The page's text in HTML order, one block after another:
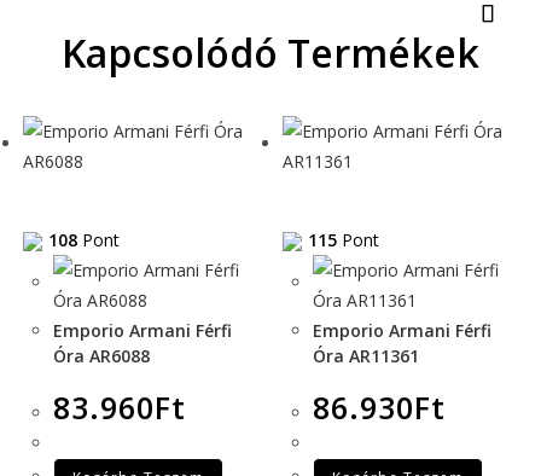
Kapcsolódó Termékek
108Pont
Emporio Armani Férfi
Óra AR6088
83.960Ft
115 Pont
Emporio Armani Férfi
Óra AR11361
86.930Ft